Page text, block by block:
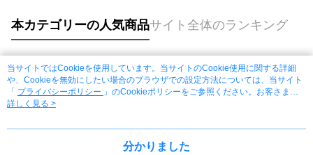
本カテゴリーの人気商品サイト全体のランキング
人気タグ
当サイトではCookieを使用しています。当サイトのCookie使用に関する詳細
や、Cookieを無効にしたい場合のブラウザでの設定方法については、当サイト
「 プライバシーポリシー 」のCookieポリシーをご参照ください。お客さま
が、当サイトを引き続き使用される場合、当社がサイト利用規約のCookieポリ
詳しく見る >
分かりました